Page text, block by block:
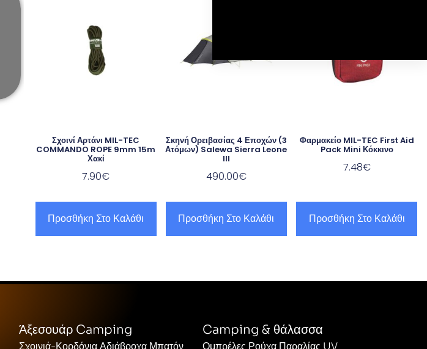
Σχοινί Αρτάνι MIL-TEC
COMMANDO ROPE 9mm 15m
Χακί
7.90€
Προσθήκη Στο Καλάθι
Σκηνή Ορειβασίας 4 Εποχών (3
Ατόμων) Salewa Sierra Leone
III
490.00€
Προσθήκη Στο Καλάθι
Φαρμακείο MIL-TEC First Aid
Pack Mini Κόκκινο
7.48€
Προσθήκη Στο Καλάθι
Άξεσουάρ Camping Camping & θάλασσα